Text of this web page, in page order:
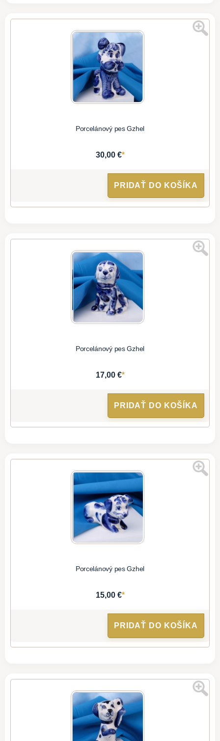
Porcelánový pes Gzhel
30,00 €*
PRIDAŤ DO KOŠÍKA
Porcelánový pes Gzhel
17,00 €*
PRIDAŤ DO KOŠÍKA
Porcelánový pes Gzhel
15,00 €*
PRIDAŤ DO KOŠÍKA